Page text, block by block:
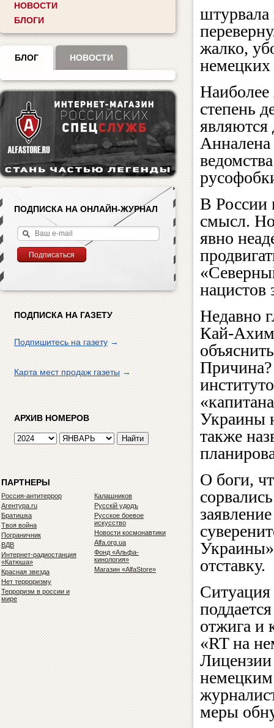
НОВОСТИ
БЛОГИ
БЛОГ НОВОСТИ
ПОДПИСКА НА ОНЛАЙН-ЖУРНАЛ
ПОДПИСКА НА ГАЗЕТУ
Подпишитесь на газету→
Карта мест продаж газеты→
АРХИВ НОМЕРОВ
ПАРТНЕРЫ
Россия-антитеррор
Агентура.ru
Братишка
Твоя война
Пограничник
ВДВ
Интернет-радиостанция
«Катюша»
Красная звезда
Нет терроризму
Терроризм в россии и
мире
Калашников
Русскiй удодъ
Русское боевое
искусство
Новости космонавтики
Alfa.org.ua
Фонд «Альфа-
кинология»
Магазин «AlfaStore»
штурвала
жалко,
немецких
степень
Анналена
В России
смысл.
явно
нацистов
Недавно
Кай-Ахим
Украины
также
О боги,
отставку.
отжига и
«RT на
меры